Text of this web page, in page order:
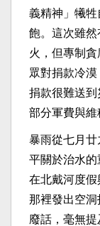
義精神」犧
飽。這次雖
火，但專制
眾對捐款冷
捐款很難送
部分軍費與維
暴雨從七月
平關於治水
在北戴河度
那裡發出空
廢話，毫無